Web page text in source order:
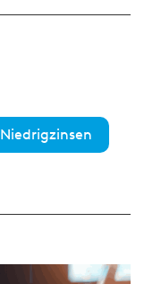
Niedrigzinsen